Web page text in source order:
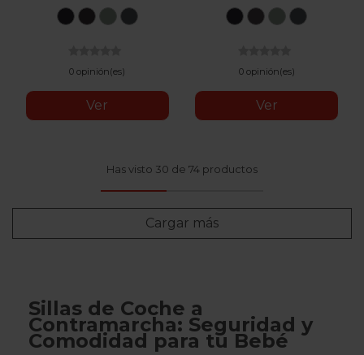
BlackMetallic
SeaAnthracite
0 opinión(es)
Ver
BlackMelange
Sea
0 opinión(es)
Ver
Has visto 30 de 74 productos
Cargar más
Sillas de Coche a
Contramarcha: Seguridad y
Comodidad para tu Bebé